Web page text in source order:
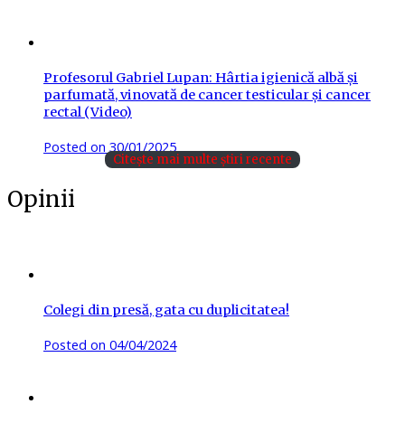
Profesorul Gabriel Lupan: Hârtia igienică albă și
parfumată, vinovată de cancer testicular și cancer
rectal (Video)
Posted on30/01/2025
Citește mai multe știri recente
Opinii
Colegi din presă, gata cu duplicitatea!
Posted on 04/04/2024